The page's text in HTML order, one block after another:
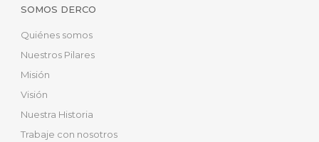
SOMOS DERCO
Quiénes somos
Nuestros Pilares
Misión
Visión
Nuestra Historia
Trabaje con nosotros